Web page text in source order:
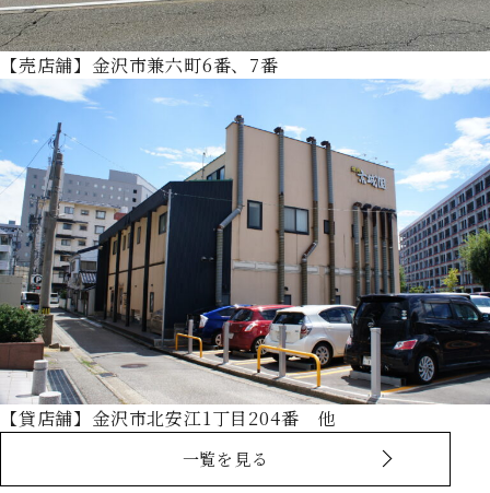
【売店舗】金沢市兼六町6番、7番
【貸店舗】金沢市北安江1丁目204番 他
一覧を見る